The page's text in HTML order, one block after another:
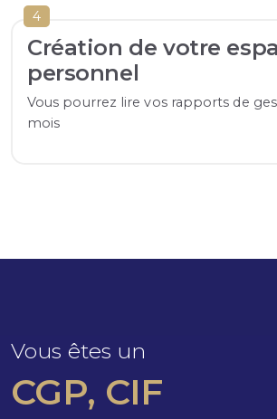
4
Création de votre
personnel
Vous pourrez lire vos rapports de
mois
Vous êtes un
CGP, CIF